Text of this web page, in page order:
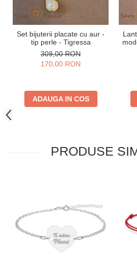
Set bijuterii placate cu aur -
tip perle - Tigressa
309,00 RON
170,00 RON
ADAUGA IN COS
PRODUSE